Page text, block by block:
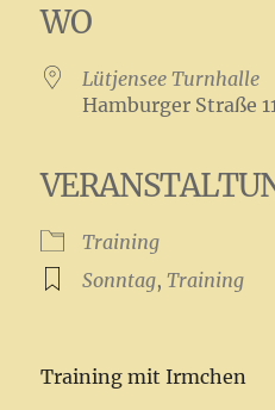
WO
Lütjensee Turnhalle
Hamburger Straße
Training
Sonntag,Training
Training mit Irmchen